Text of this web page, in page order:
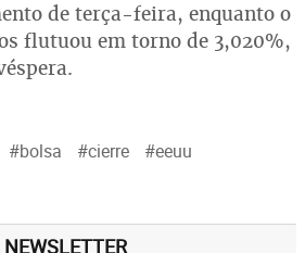
de terça-feira, enquanto o
flutuou em torno de 3,020%,
#bolsa #cierre #eeuu